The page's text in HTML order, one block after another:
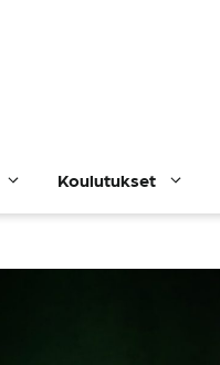
Koulutukset